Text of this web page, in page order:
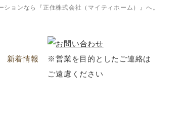
ョンなら『正住株式会社（マイティホーム）』へ。
新着情報
※営業を目的としたご連絡は
ご遠慮ください